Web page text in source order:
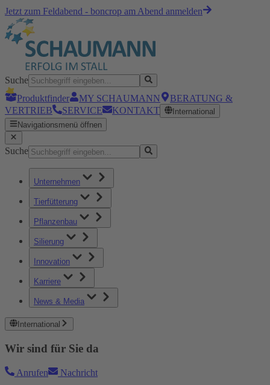
Jetzt zum Feldabend - boncrop am Abend anmelden
Suche
Produktfinder
MY SCHAUMANN
BERATUNG &
VERTRIEB
SERVICE KONTAKT
International
Navigationsmenü öffnen
Suche
Unternehmen
Tierfütterung
Pflanzenbau
Silierung
Innovation
Karriere
News & Media
International
Wir sind für Sie da
Anrufen Nachricht